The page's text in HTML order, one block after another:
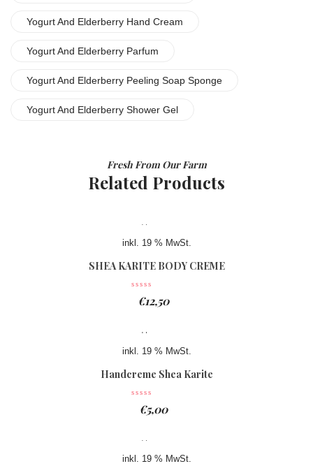
Yogurt And Elderberry Hand Cream
Yogurt And Elderberry Parfum
Yogurt And Elderberry Peeling Soap Sponge
Yogurt And Elderberry Shower Gel
Related Products
Fresh From Our Farm
inkl. 19 % MwSt.
SHEA KARITE BODY CREME
€12,50
inkl. 19 % MwSt.
Handcreme Shea Karite
€5,00
inkl. 19 % MwSt.